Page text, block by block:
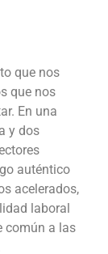
que nos
que nos
En una
y dos
auténtico
acelerados,
laboral
común a las